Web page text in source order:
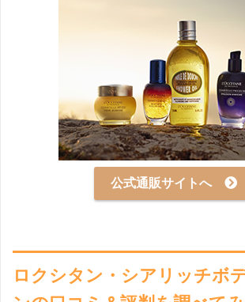
公式通販サイトへ
ロクシタン・シアリッチボ